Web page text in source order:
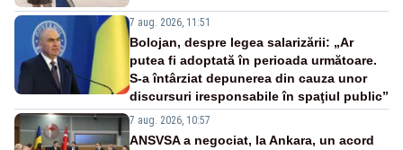
7 aug. 2026, 11:51
Bolojan, despre legea salarizării: „Ar
putea fi adoptată în perioada următoare.
S-a întârziat depunerea din cauza unor
discursuri iresponsabile în spaţiul public”
7 aug. 2026, 10:57
ANSVSA a negociat, la Ankara, un acord